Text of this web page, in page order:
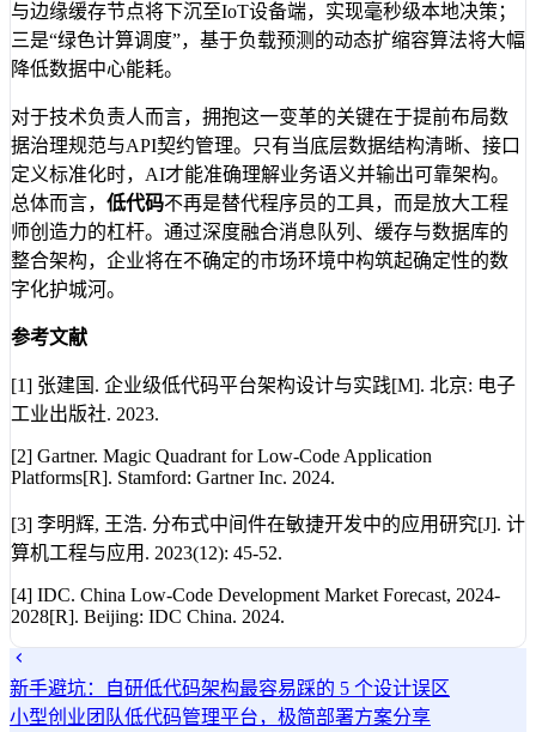
与边缘缓存节点将下沉至IoT设备端，实现毫秒级本地决策；
三是“绿色计算调度”，基于负载预测的动态扩缩容算法将大幅
降低数据中心能耗。
对于技术负责人而言，拥抱这一变革的关键在于提前布局数
据治理规范与API契约管理。只有当底层数据结构清晰、接口
定义标准化时，AI才能准确理解业务语义并输出可靠架构。
总体而言， 低代码不再是替代程序员的工具，而是放大工程
师创造力的杠杆。通过深度融合消息队列、缓存与数据库的
整合架构，企业将在不确定的市场环境中构筑起确定性的数
字化护城河。
参考文献
[1] 张建国. 企业级低代码平台架构设计与实践[M]. 北京: 电子
工业出版社. 2023.
[2] Gartner. Magic Quadrant for Low-Code Application
Platforms[R]. Stamford: Gartner Inc. 2024.
[3] 李明辉, 王浩. 分布式中间件在敏捷开发中的应用研究[J]. 计
算机工程与应用. 2023(12): 45-52.
[4] IDC. China Low-Code Development Market Forecast, 2024-
2028[R]. Beijing: IDC China. 2024.
新手避坑：自研低代码架构最容易踩的 5 个设计误区
小型创业团队低代码管理平台，极简部署方案分享